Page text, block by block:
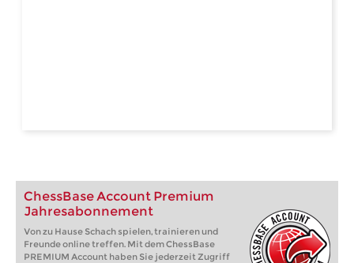
ChessBase Account Premium
Jahresabonnement
Von zu Hause Schach spielen, trainieren und
Freunde online treffen. Mit dem ChessBase
PREMIUM Account haben Sie jederzeit Zugriff